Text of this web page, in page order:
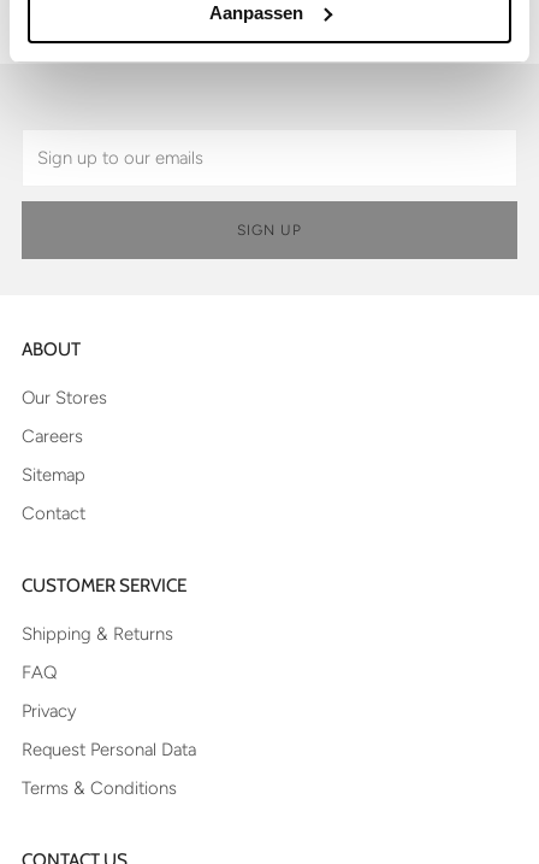
Aanpassen
SIGN UP
ABOUT
Our Stores
Careers
Sitemap
Contact
CUSTOMER SERVICE
Shipping & Returns
FAQ
Privacy
Request Personal Data
Terms & Conditions